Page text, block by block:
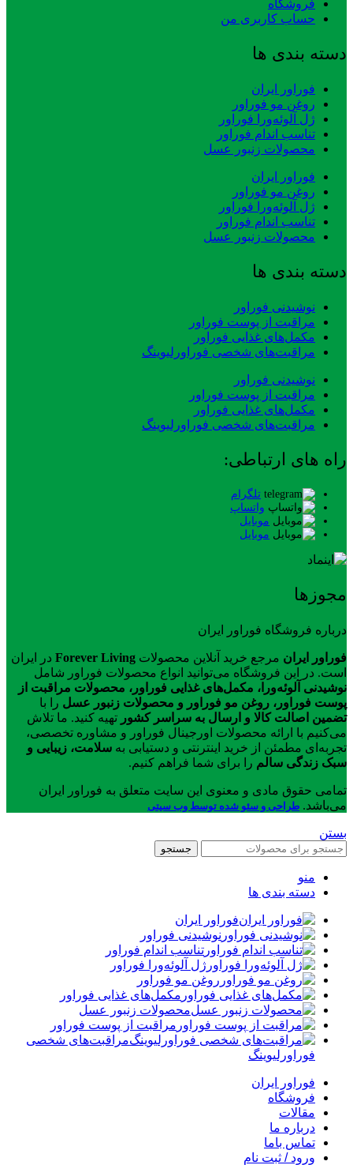
فروشگاه
حساب کاربری من
دسته بندی ها
فوراور ایران
روغن مو فوراور
ژل آلوئه‌ورا فوراور
تناسب اندام فوراور
محصولات زنبور عسل
فوراور ایران
روغن مو فوراور
ژل آلوئه‌ورا فوراور
تناسب اندام فوراور
محصولات زنبور عسل
دسته بندی ها
نوشیدنی فوراور
مراقبت از پوست فوراور
مکمل‌های غذایی فوراور
مراقبت‌های شخصی فوراورلیوینگ
نوشیدنی فوراور
مراقبت از پوست فوراور
مکمل‌های غذایی فوراور
مراقبت‌های شخصی فوراورلیوینگ
راه های ارتباطی:
تلگرام
واتساپ
موبایل
موبایل
مجوزها
درباره فروشگاه فوراور ایران
فوراور ایران مرجع خرید آنلاین محصولات Forever Living در ایران
است. در این فروشگاه می‌توانید انواع محصولات فوراور شامل
نوشیدنی آلوئه‌ورا، مکمل‌های غذایی فوراور، محصولات مراقبت از
پوست فوراور، روغن مو فوراور و محصولات زنبور عسل را با
تضمین اصالت کالا و ارسال به سراسر کشور تهیه کنید. ما تلاش
می‌کنیم با ارائه محصولات اورجینال فوراور و مشاوره تخصصی،
تجربه‌ای مطمئن از خرید اینترنتی و دستیابی به سلامت، زیبایی و
سبک زندگی سالم را برای شما فراهم کنیم.
تمامی حقوق مادی و معنوی این سایت متعلق به فوراور ایران
می‌باشد. طراحی و سئو شده توسط وب سیتی
بستن
جستجو
منو
دسته بندی ها
فوراور ایران
نوشیدنی فوراور
تناسب اندام فوراور
ژل آلوئه‌ورا فوراور
روغن مو فوراور
مکمل‌های غذایی فوراور
محصولات زنبور عسل
مراقبت از پوست فوراور
مراقبت‌های شخصی
فوراورلیوینگ
فوراور ایران
فروشگاه
مقالات
درباره ما
تماس باما
ورود / ثبت نام